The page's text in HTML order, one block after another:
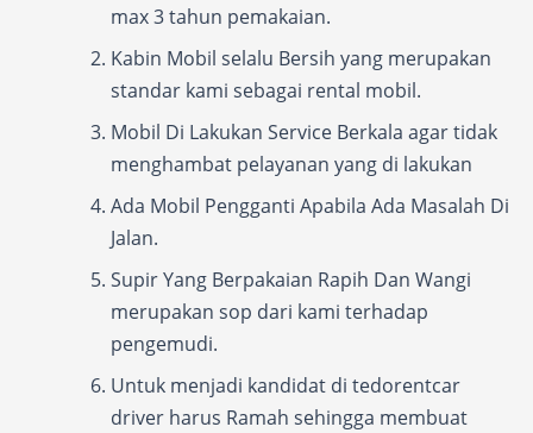
max 3 tahun pemakaian.
Kabin Mobil selalu Bersih yang merupakan
standar kami sebagai rental mobil.
Mobil Di Lakukan Service Berkala agar tidak
menghambat pelayanan yang di lakukan
Ada Mobil Pengganti Apabila Ada Masalah Di
Jalan.
Supir Yang Berpakaian Rapih Dan Wangi
merupakan sop dari kami terhadap
pengemudi.
Untuk menjadi kandidat di tedorentcar
driver harus Ramah sehingga membuat